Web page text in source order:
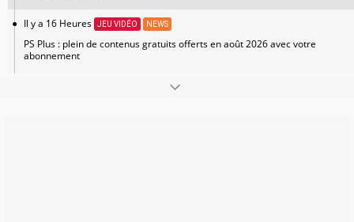
Il y a 16 Heures JEU VIDÉO NEWS
PS Plus : plein de contenus gratuits offerts en août 2026 avec votre
abonnement